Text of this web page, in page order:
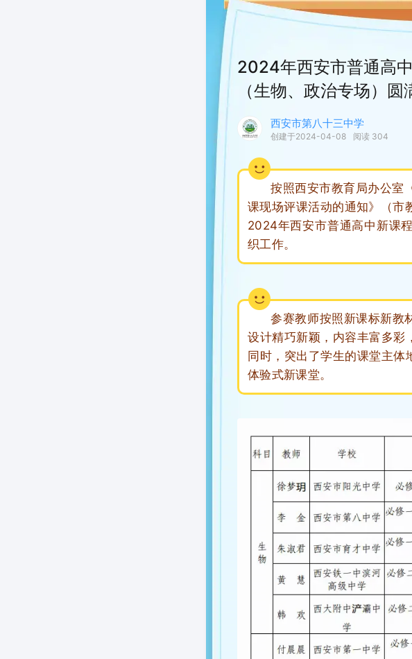
2024年西安市普通高
（生物、政治专场）圆
西安市第八十三中学
创建于2024-04-08 阅读 304
按照西安市教育局办公室
课现场评课活动的通知》（
2024年西安市普通高中新课
织工作。
参赛教师按照新课标新教材
设计精巧新颖，内容丰富多彩
同时，突出了学生的课堂主体
体验式新课堂。